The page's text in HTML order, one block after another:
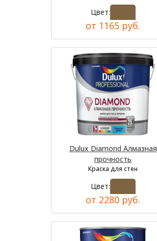
Цвет:
от 1165 руб.
Dulux Diamond Алмазная
прочность
Краска для стен
Цвет:
от 2280 руб.